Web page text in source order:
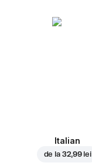
Italian
de la 32,99 lei